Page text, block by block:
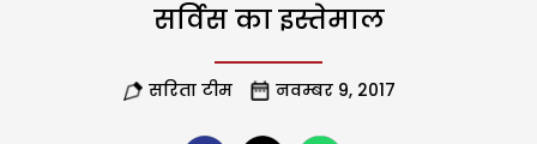
सर्विस का इस्तेमाल
सरिता टीम नवम्बर 9, 2017